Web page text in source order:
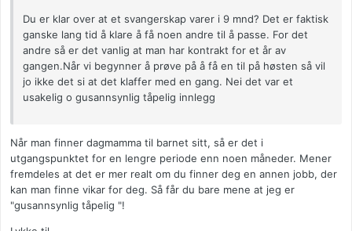
Du er klar over at et svangerskap varer i 9 mnd? Det er faktisk
ganske lang tid å klare å få noen andre til å passe. For det
andre så er det vanlig at man har kontrakt for et år av
gangen.Når vi begynner å prøve på å få en til på høsten så vil
jo ikke det si at det klaffer med en gang. Nei det var et
usakelig o gusannsynlig tåpelig innlegg
Når man finner dagmamma til barnet sitt, så er det i
utgangspunktet for en lengre periode enn noen måneder. Mener
fremdeles at det er mer realt om du finner deg en annen jobb, der
kan man finne vikar for deg. Så får du bare mene at jeg er
"gusannsynlig tåpelig "!